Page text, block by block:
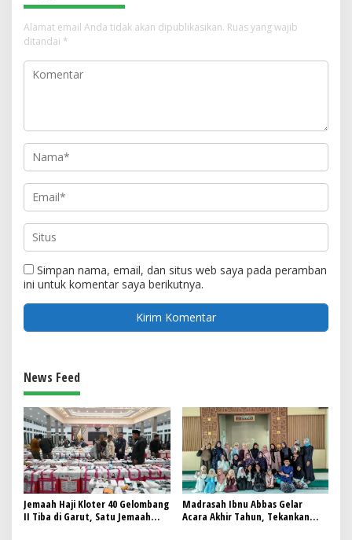
Alamat email Anda tidak akan dipublikasikan. Ruas yang wajib
ditandai *
Simpan nama, email, dan situs web saya pada peramban
ini untuk komentar saya berikutnya.
News Feed
Jemaah Haji Kloter 40 Gelombang
II Tiba di Garut, Satu Jemaah
Madrasah Ibnu Abbas Gelar
Acara Akhir Tahun, Tekankan